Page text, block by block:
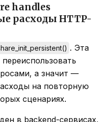
handles
расходы HTTP-
. Эта
а значит —
на повторную
сценариях.
в backend-сервисах,